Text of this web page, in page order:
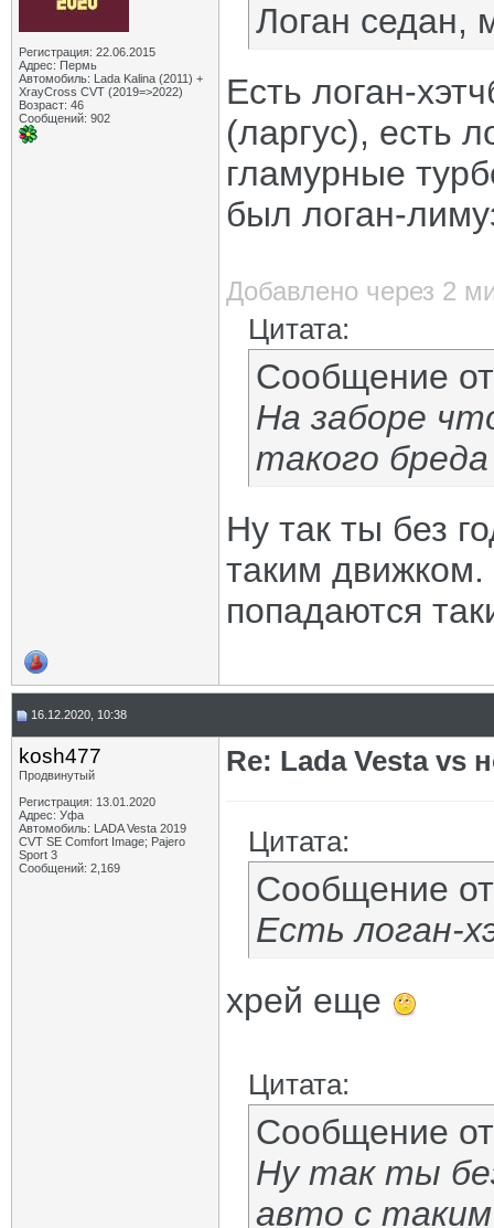
Регистрация: 22.06.2015
Адрес: Пермь
Автомобиль: Lada Kalina (2011) +
XrayCross CVT (2019=>2022)
Возраст: 46
Сообщений: 902
Логан седан,
Есть логан-
(ларгус), есть
гламурные
был логан-
Добавлено через 2
Цитата:
Сообщение
На заборе
такого
Ну так ты без
таким движком.
попадаются
16.12.2020, 10:38
kosh477
Продвинутый
Регистрация: 13.01.2020
Адрес: Уфа
Автомобиль: LADA Vesta 2019
CVT SE Comfort Image; Pajero
Sport 3
Сообщений: 2,169
Re: Lada Vesta vs
Цитата:
Сообщение
Есть логан-
хрей еще
Цитата:
Сообщение
Ну так ты
авто с